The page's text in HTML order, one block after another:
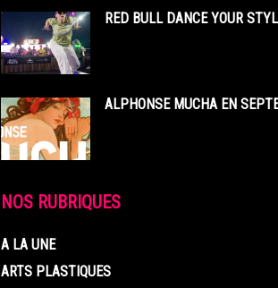
RED BULL DANCE YOUR
ALPHONSE MUCHA EN
NOS RUBRIQUES
A LA UNE
ARTS PLASTIQUES